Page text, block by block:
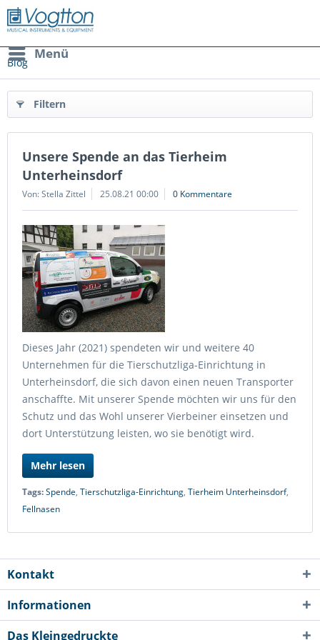
Menü
Blog
Filtern
Unsere Spende an das Tierheim
Unterheinsdorf
Von: Stella Zittel 25.08.21 00:00 0 Kommentare
Dieses Jahr (2021) spendeten wir und weitere 40
Unternehmen für die Tierschutzliga-Einrichtung in
Unterheinsdorf, die sich davon einen neuen Transporter
anschaffte. Mit unserer Spende möchten wir uns für den
Schutz und das Wohl unserer Vierbeiner einsetzen und
dort Unterstützung leisten, wo sie benötigt wird.
Mehr lesen
Tags:Spende, Tierschutzliga-Einrichtung, Tierheim Unterheinsdorf,
Fellnasen
Kontakt
Informationen
Das Kleingedruckte